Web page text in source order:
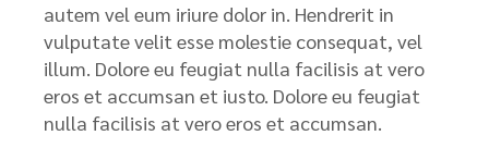
autem vel eum iriure dolor in. Hendrerit in
vulputate velit esse molestie consequat, vel
illum. Dolore eu feugiat nulla facilisis at vero
eros et accumsan et iusto. Dolore eu feugiat
nulla facilisis at vero eros et accumsan.